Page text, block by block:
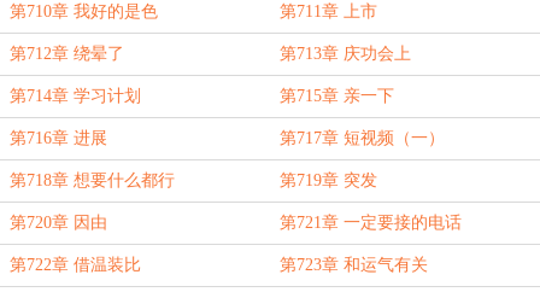
第710章 我好的是色 第711章 上市
第712章 绕晕了 第713章 庆功会上
第714章 学习计划 第715章 亲一下
第716章 进展 第717章 短视频（一）
第718章 想要什么都行 第719章 突发
第720章 因由 第721章 一定要接的电话
第722章 借温装比 第723章 和运气有关